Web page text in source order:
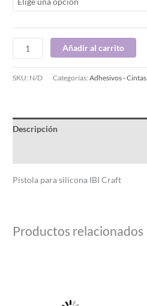
Añadir al carrito
SKU: N/D Categorías:Adhesivos - Cintas
Descripción
Pistola para silicona IBI Craft
Productos relacionados